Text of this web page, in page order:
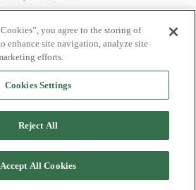
you agree to the storing of
enhance site navigation, analyze site
efforts.
Cookies Settings
Reject All
Accept All Cookies